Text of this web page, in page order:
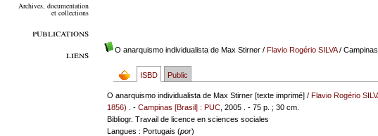
Archives, documentation
et collections
publications
liens
O anarquismo individualista de Max Stirner/ Flavio Rogério SILVA/
ISBD Public
O anarquismo individualista de Max Stirner [texte imprimé] /Flavio Rogério
1856)
. -Campinas [Brasil] : PUC , 2005 . - 75 p. ; 30 cm.
Bibliogr. Travail de licence en sciences sociales
Langues : Portugais (por)